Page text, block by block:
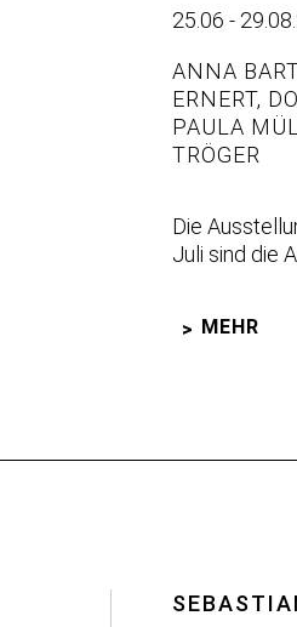
25.06 -
ANNA BART
ERNERT,
PAULA
TRÖGER
Die
Juli sind die
MEHR